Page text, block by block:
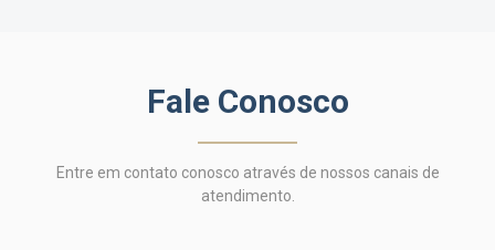
Fale Conosco
Entre em contato conosco através de nossos canais de
atendimento.